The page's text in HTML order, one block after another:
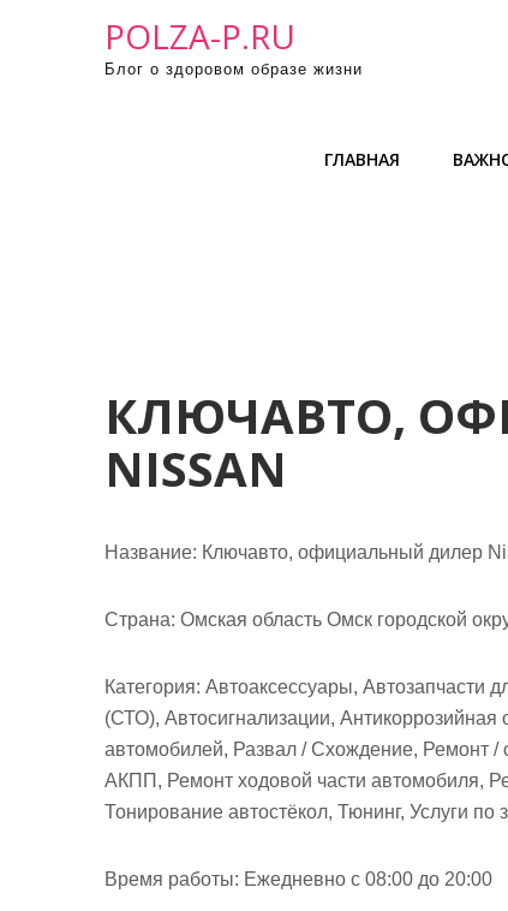
POLZA-P.RU
Блог о здоровом образе жизни
ГЛАВНАЯ
КЛЮЧАВТО,
NISSAN
Название: Ключавто, официальный дилер
Страна: Омская область Омск городской
Категория: Автоаксессуары, Автозапчасти
(СТО), Автосигнализации,
автомобилей, Развал / Схождение, Ремонт /
АКПП, Ремонт ходовой части автомобиля,
Тонирование автостёкол, Тюнинг, Услуги
Время работы: Ежедневно с 08:00 до 20:00